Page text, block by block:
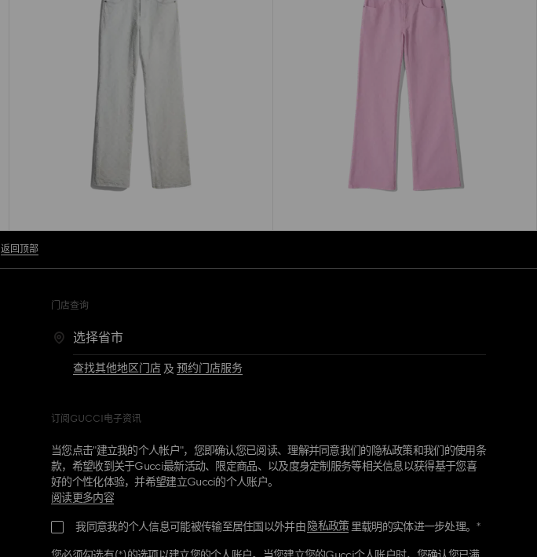
返回顶部
门店查询
查找其他地区门店 及 预约门店服务
订阅GUCCI电子资讯
当您点击"建立我的个人帐户"，您即确认您已阅读、理解并同意我们的隐私政策和我们的使用条
款，希望收到关于Gucci最新活动、限定商品、以及度身定制服务等相关信息以获得基于您喜
好的个性化体验，并希望建立Gucci的个人账户。
的Gucci产品、服务及信息并与您联络。所有您的个人信息将存储，使用及共享至您的Gucci个
阅读更多内容
我同意我的个人信息可能被传输至居住国以外并由 隐私政策 里载明的实体进一步处理。*